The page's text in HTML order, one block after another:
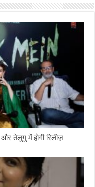
और तेलुगु में होगी रिलीज़